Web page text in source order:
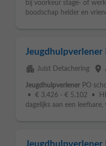
bij voorkeur stage- of
boodschap helder en
Jeugdhulpverlener
apartment Juist Detachering place
Jeugdhulpverlener PO
• € 3.426 - € 5.102 •
dagelijks aan een